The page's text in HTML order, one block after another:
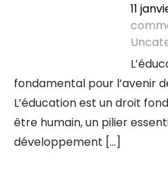
11
fondamental pour l’avenir
L’éducation est un droit
être humain, un pilier
développement […]